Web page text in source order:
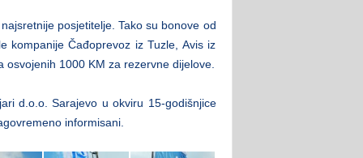
posjetitelje. Tako su bonove od
kompanije Čađoprevoz iz Tuzle, Avis iz
osvojenih 1000 KM za rezervne dijelove.
d.o.o. Sarajevo u okviru 15-godišnjice
informisani.